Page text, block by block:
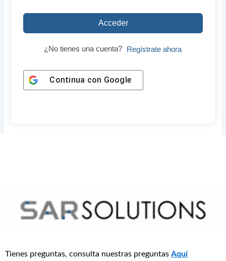
Acceder
¿No tienes una cuenta? Regístrate ahora
Continua con Google
Tienes preguntas, consulta nuestras preguntas Aquí